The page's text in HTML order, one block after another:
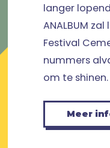
langer
ANALBUM
Festival
nummers
om te shinen.
Meer